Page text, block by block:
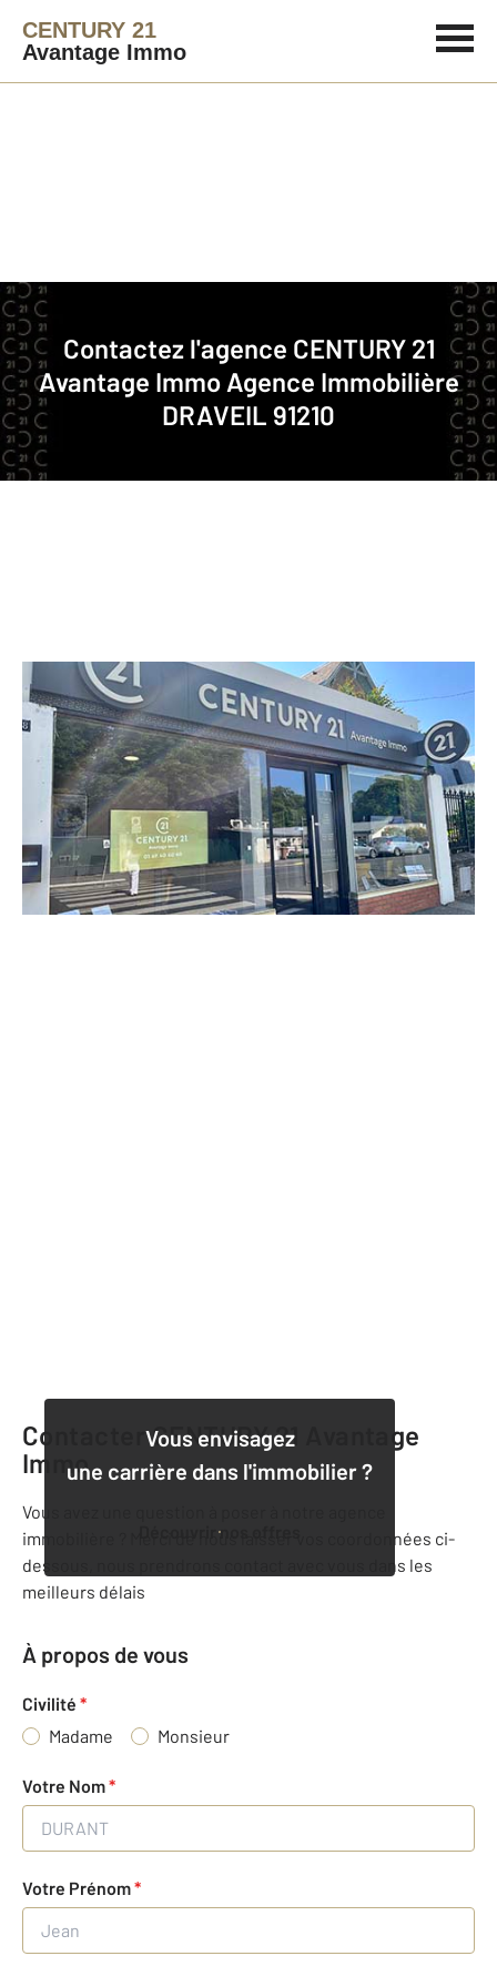
CENTURY 21
Avantage Immo
Contactez l'agence CENTURY 21
Avantage ImmoAgence Immobilière
DRAVEIL 91210
Agence immobilière
Notre agence à DRAVEIL
CENTURY 21 Avantage Immo
198 boulevard Henri Barbusse
DRAVEIL - 91210
Envoyer un message
Téléphoner à l'agence
Vous envisagez
une carrière dans l'immobilier ?
Découvrir nos offres
Contacter CENTURY 21 Avantage
Immo
Vous avez une question à poser à notre agence
immobilière ? Merci de nous laisser vos coordonnées ci-
dessous, nous prendrons contact avec vous dans les
meilleurs délais
À propos de vous
Civilité *
Madame
Monsieur
Votre Nom*
Votre Prénom*